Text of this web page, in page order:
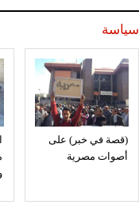
سياسة
(قصة في خبر) على
أصوات مصرية